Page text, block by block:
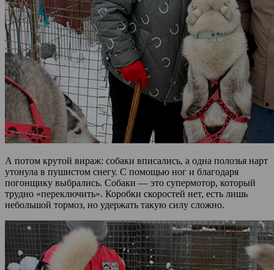
А потом крутой вираж: собаки вписались, а одна полозья нарт
утонула в пушистом снегу. С помощью ног и благодаря
погонщику выбрались. Собаки — это супермотор, который
трудно «переключить». Коробки скоростей нет, есть лишь
небольшой тормоз, но удержать такую силу сложно.